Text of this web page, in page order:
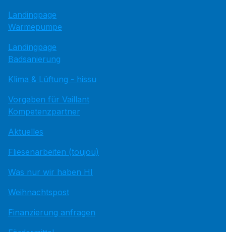
Landingpage
Wärmepumpe
Landingpage
Badsanierung
Klima & Lüftung - hissu
Vorgaben für Vaillant
Kompetenzpartner
Aktuelles
Fliesenarbeiten (toujou)
Was nur wir haben HI
Weihnachtspost
Finanzierung anfragen